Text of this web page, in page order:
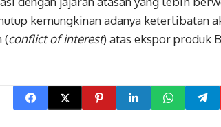
kemungkinan adanya keterlibatan
(conflict of interest) atas ekspor produk